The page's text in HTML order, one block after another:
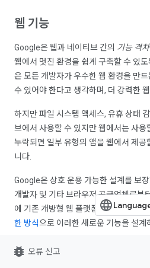
웹 기능
Google은 웹과 네이티브 간의 기능 격차
웹에서 멋진 환경을 쉽게 구축할 수 있
은 모든 개발자가 우수한 웹 환경을 만
수 있어야 한다고 생각하며, 더 강력한
하지만 파일 시스템 액세스, 유휴 상태
브에서 사용할 수 있지만 웹에서는 사용
누락되면 일부 유형의 앱을 웹에서 제공
니다.
Google은 상호 운용 가능한 설계를 보
개발자 및 기타 브라우저 공급업체로부
에 기존 개방형 웹 플랫폼 표준 프로세스
한 방식으로 이러한 새로운 기능을 설계
bug_report 오류 신고